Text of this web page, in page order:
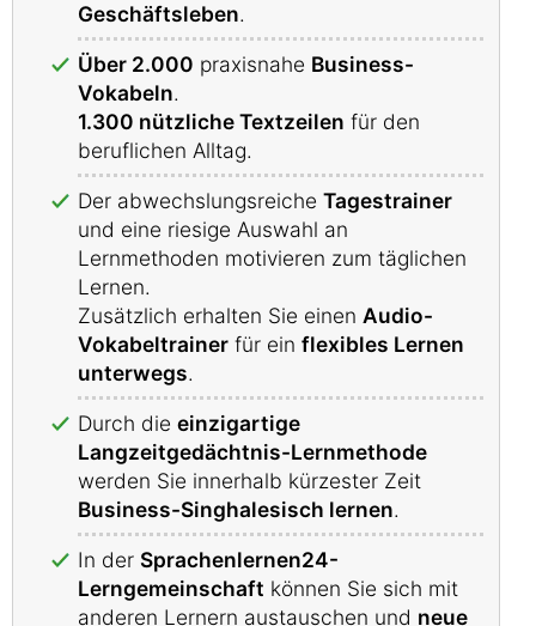
Geschäftsleben.
Über 2.000 praxisnahe Business-
Vokabeln.
1.300 nützliche Textzeilen für den
beruflichen Alltag.
Der abwechslungsreiche Tagestrainer
und eine riesige Auswahl an
Lernmethoden motivieren zum täglichen
Lernen.
Zusätzlich erhalten Sie einen Audio-
Vokabeltrainer für ein flexibles Lernen
unterwegs.
Durch die einzigartige
Langzeitgedächtnis-Lernmethode
werden Sie innerhalb kürzester Zeit
Business-Singhalesisch lernen.
In der Sprachenlernen24-
Lerngemeinschaft können Sie sich mit
anderen Lernern austauschen und neue